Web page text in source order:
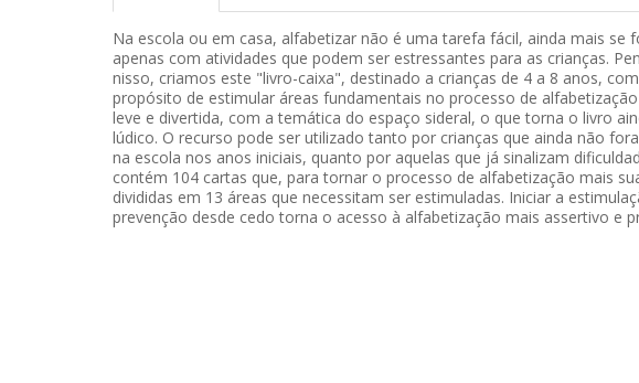
Na escola ou em casa, alfabetizar não é uma tarefa fácil, ainda mais se
apenas com atividades que podem ser estressantes para as crianças.
nisso, criamos este "livro-caixa", destinado a crianças de 4 a 8 anos,
propósito de estimular áreas fundamentais no processo de
leve e divertida, com a temática do espaço sideral, o que torna o livro
lúdico. O recurso pode ser utilizado tanto por crianças que ainda não
na escola nos anos iniciais, quanto por aquelas que já sinalizam
contém 104 cartas que, para tornar o processo de alfabetização mais
divididas em 13 áreas que necessitam ser estimuladas. Iniciar a
prevenção desde cedo torna o acesso à alfabetização mais assertivo e